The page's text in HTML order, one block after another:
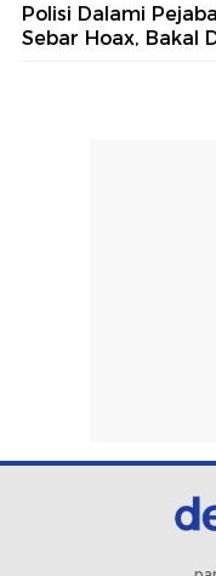
Polisi Dalami
Sebar Hoax, Bakal